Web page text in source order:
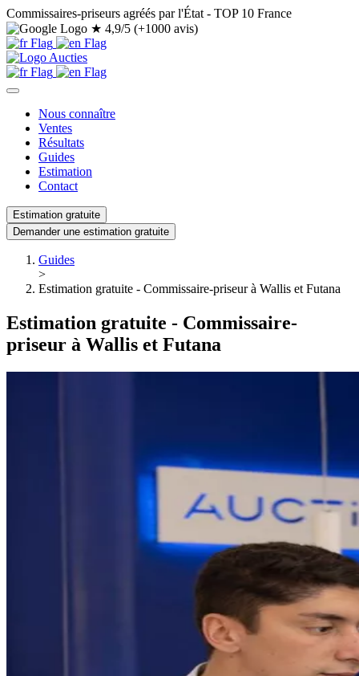
Commissaires-priseurs agréés par l'État - TOP 10 France
★ 4,9/5 (+1000 avis)
Nous connaître
Ventes
Résultats
Guides
Estimation
Contact
Estimation gratuite
Demander une estimation gratuite
Guides
>
Estimation gratuite - Commissaire-priseur à Wallis et Futana
Estimation gratuite - Commissaire-
priseur à Wallis et Futana